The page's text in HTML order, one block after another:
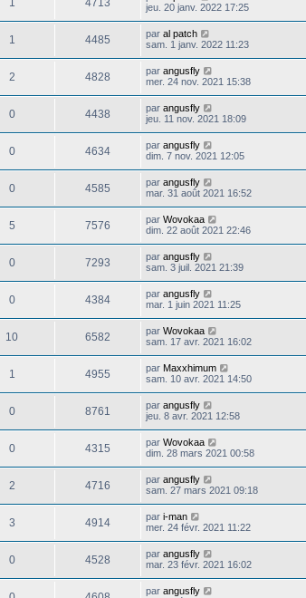
1 4713
jeu. 20 janv. 2022 17:25
1 4485 par al patch
sam. 1 janv. 2022 11:23
2 4828 par angusfly
mer. 24 nov. 2021 15:38
0 4438 par angusfly
jeu. 11 nov. 2021 18:09
0 4634 par angusfly
dim. 7 nov. 2021 12:05
0 4585 par angusfly
mar. 31 août 2021 16:52
5 7576 par Wovokaa
dim. 22 août 2021 22:46
0 7293 par angusfly
sam. 3 juil. 2021 21:39
0 4384 par angusfly
mar. 1 juin 2021 11:25
10 6582 par Wovokaa
sam. 17 avr. 2021 16:02
1 4955 par Maxxhimum
sam. 10 avr. 2021 14:50
0 8761 par angusfly
jeu. 8 avr. 2021 12:58
0 4315 par Wovokaa
dim. 28 mars 2021 00:58
2 4716 par angusfly
sam. 27 mars 2021 09:18
3 4914 par i-man
mer. 24 févr. 2021 11:22
0 4528 par angusfly
mar. 23 févr. 2021 16:02
par angusfly